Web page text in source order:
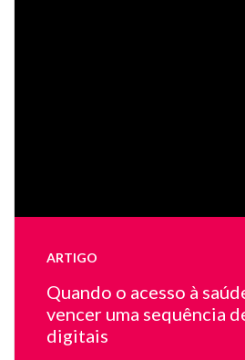
ARTIGO
Quando o acesso à
vencer uma sequência
digitais